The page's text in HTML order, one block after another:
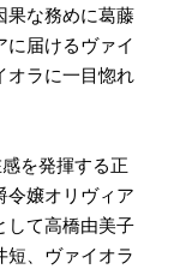
果な務めに葛藤
に届けるヴァイ
オラに一目惚れ
を発揮する正
令嬢オリヴィア
して高橋由美子
短、ヴァイオラ